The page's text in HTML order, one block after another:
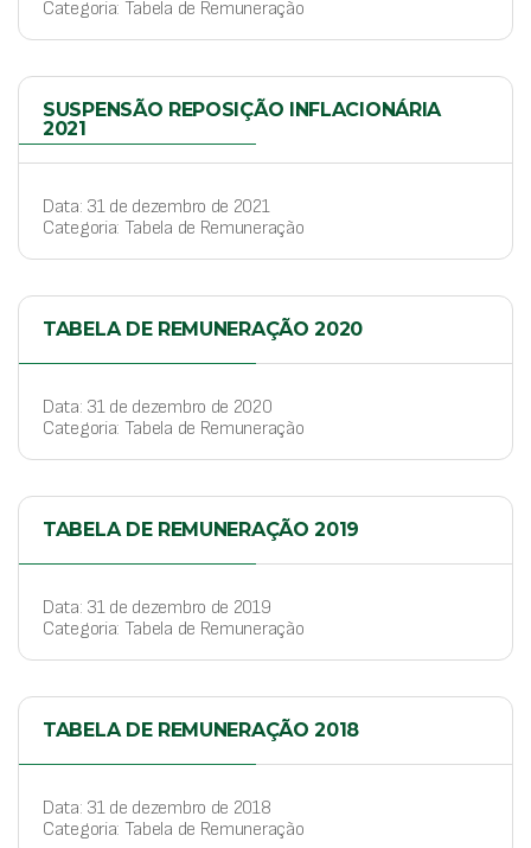
Categoria: Tabela de Remuneração
SUSPENSÃO REPOSIÇÃO INFLACIONÁRIA
2021
Data: 31 de dezembro de 2021
Categoria: Tabela de Remuneração
TABELA DE REMUNERAÇÃO 2020
Data: 31 de dezembro de 2020
Categoria: Tabela de Remuneração
TABELA DE REMUNERAÇÃO 2019
Data: 31 de dezembro de 2019
Categoria: Tabela de Remuneração
TABELA DE REMUNERAÇÃO 2018
Data: 31 de dezembro de 2018
Categoria: Tabela de Remuneração